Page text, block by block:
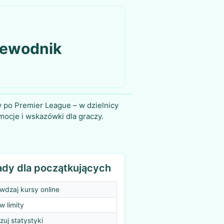
po Premier League – w dzielnicy
i wskazówki dla graczy.
dla początkujących
kursy online
limity
statystyki